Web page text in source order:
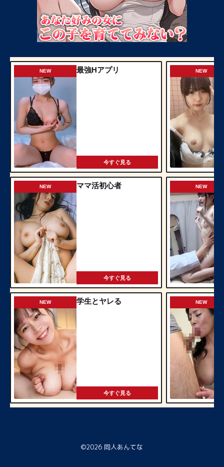
NEW 最強Hアプリ
今すぐ見る
NEW ママ活初心者
今すぐ見る
NEW 学生とヤレる
今すぐ見る
NEW
NEW
NEW
©2026 同人あんてな